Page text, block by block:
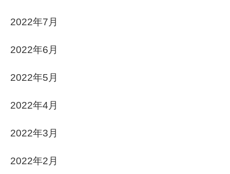
2022年7月
2022年6月
2022年5月
2022年4月
2022年3月
2022年2月